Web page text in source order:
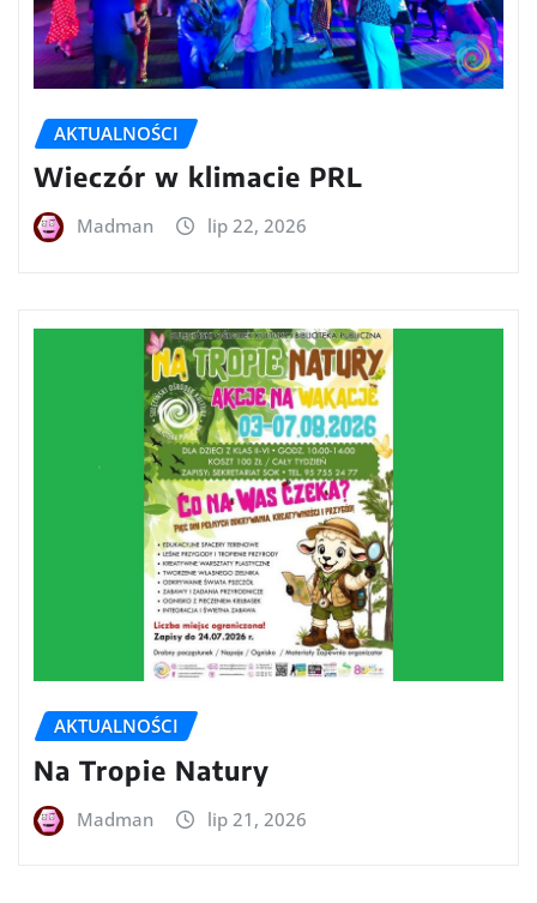
AKTUALNOŚCI
Wieczór w klimacie PRL
Madman lip 22, 2026
AKTUALNOŚCI
Na Tropie Natury
Madman lip 21, 2026